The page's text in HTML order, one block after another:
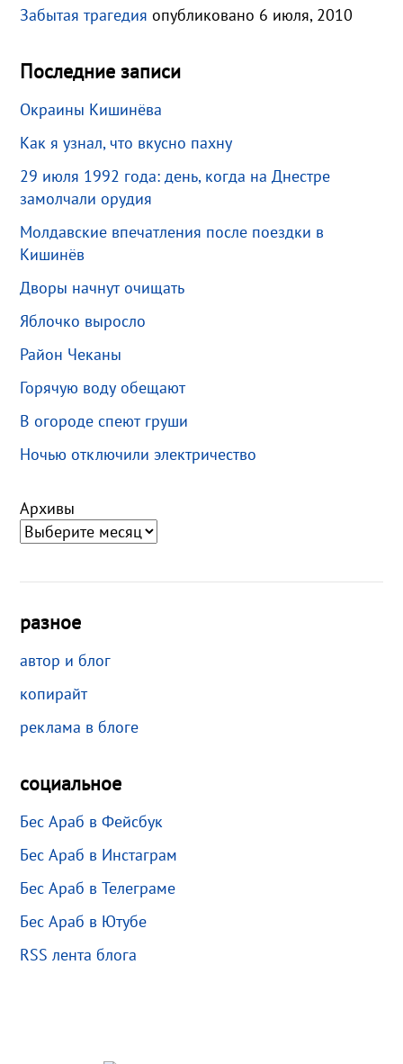
Забытая трагедия опубликовано 6 июля, 2010
Последние записи
Окраины Кишинёва
Как я узнал, что вкусно пахну
29 июля 1992 года: день, когда на Днестре
замолчали орудия
Молдавские впечатления после поездки в
Кишинёв
Дворы начнут очищать
Яблочко выросло
Район Чеканы
Горячую воду обещают
В огороде спеют груши
Ночью отключили электричество
Архивы
разное
автор и блог
копирайт
реклама в блоге
социальное
Бес Араб в Фейсбук
Бес Араб в Инстаграм
Бес Араб в Телеграме
Бес Араб в Ютубе
RSS лента блога